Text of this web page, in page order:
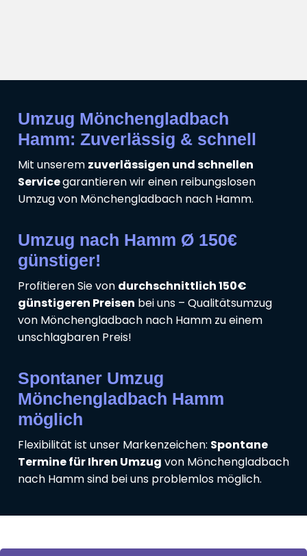
Umzug Mönchengladbach
Hamm: Zuverlässig & schnell
Mit unserem zuverlässigen und schnellen
Servicegarantieren wir einen reibungslosen
Umzug von Mönchengladbach nach Hamm.
Umzug nach Hamm Ø 150€
günstiger!
Profitieren Sie von durchschnittlich 150€
günstigeren Preisen bei uns – Qualitätsumzug
von Mönchengladbach nach Hamm zu einem
unschlagbaren Preis!
Spontaner Umzug
Mönchengladbach Hamm
möglich
Flexibilität ist unser Markenzeichen: Spontane
Termine für Ihren Umzug von Mönchengladbach
nach Hamm sind bei uns problemlos möglich.